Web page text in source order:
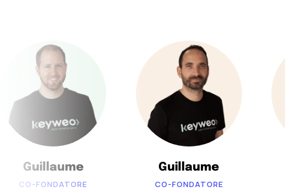
Guillaume
CO-FONDATORE
Guillaume
CO-FONDATORE